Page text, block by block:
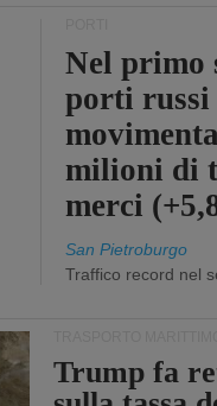
Nel primo
porti russi
milioni di
merci
San Pietroburgo
Traffico record nel
Trump fa